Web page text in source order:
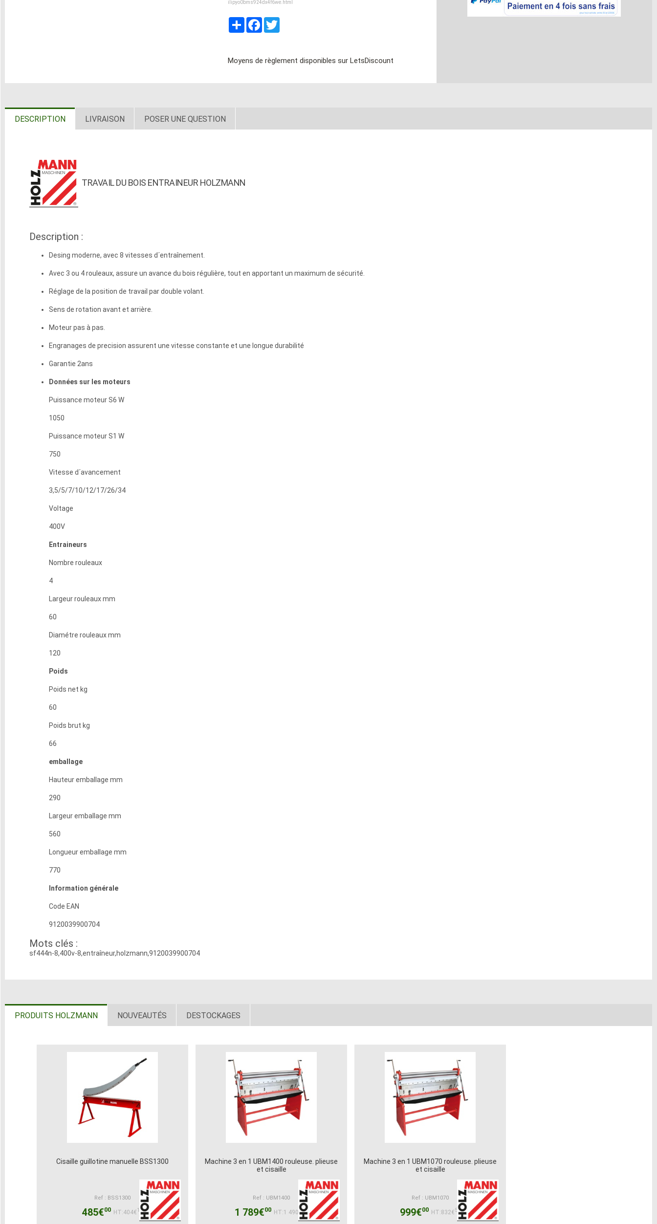
ilipyo0bms924dx4f6we.html
PartagerFacebook
Moyens de règlement disponibles sur LetsDiscount
DESCRIPTION LIVRAISON POSER UNE QUESTION
TRAVAIL DU BOIS ENTRAINEUR HOLZMANN
Description :
Desing moderne, avec 8 vitesses d´entraînement.
Avec 3 ou 4 rouleaux, assure un avance du bois régulière, tout en apportant un maximum de sécurité.
Réglage de la position de travail par double volant.
Sens de rotation avant et arrière.
Moteur pas à pas.
Engranages de precision assurent une vitesse constante et une longue durabilité
Garantie 2ans
Données sur les moteurs
Puissance moteur S6 W
1050
Puissance moteur S1 W
750
Vitesse d´avancement
3,5/5/7/10/12/17/26/34
Voltage
400V
Entraineurs
Nombre rouleaux
4
Largeur rouleaux mm
60
Diamétre rouleaux mm
120
Poids
Poids net kg
60
Poids brut kg
66
emballage
Hauteur emballage mm
290
Largeur emballage mm
560
Longueur emballage mm
770
Information générale
Code EAN
9120039900704
Mots clés :
sf444n-8,400v-8,entraîneur,holzmann,9120039900704
PRODUITS HOLZMANN NOUVEAUTÉS DESTOCKAGES
Cisaille guillotine manuelle BSS1300
Ref : BSS1300
485€00 HT:404€17
Machine 3 en 1 UBM1400 rouleuse. plieuse
et cisaille
Ref : UBM1400
1 789€00 HT:1 490€83
Machine 3 en 1 UBM1070 rouleuse. plieuse
et cisaille
Ref : UBM1070
999€00 HT:832€50